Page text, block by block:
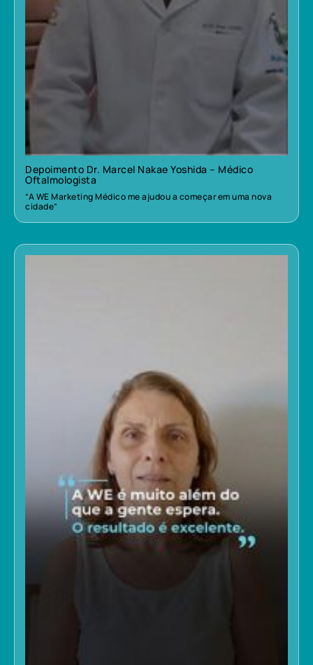
Depoimento Dr. Marcel Nakae Yoshida – Médico
Oftalmologista
“A WE Marketing Médico me ajudou a começar em uma nova
cidade”